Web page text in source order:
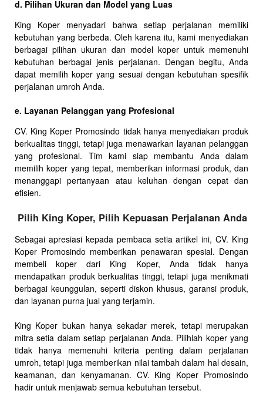
d. Pilihan Ukuran dan Model yang Luas
King Koper menyadari bahwa setiap perjalanan memiliki
kebutuhan yang berbeda. Oleh karena itu, kami menyediakan
berbagai pilihan ukuran dan model koper untuk memenuhi
kebutuhan berbagai jenis perjalanan. Dengan begitu, Anda
dapat memilih koper yang sesuai dengan kebutuhan spesifik
perjalanan umroh Anda.
e. Layanan Pelanggan yang Profesional
CV. King Koper Promosindo tidak hanya menyediakan produk
berkualitas tinggi, tetapi juga menawarkan layanan pelanggan
yang profesional. Tim kami siap membantu Anda dalam
memilih koper yang tepat, memberikan informasi produk, dan
menanggapi pertanyaan atau keluhan dengan cepat dan
efisien.
Pilih King Koper, Pilih Kepuasan Perjalanan Anda
Sebagai apresiasi kepada pembaca setia artikel ini, CV. King
Koper Promosindo memberikan penawaran spesial. Dengan
membeli koper dari King Koper, Anda tidak hanya
mendapatkan produk berkualitas tinggi, tetapi juga menikmati
berbagai keunggulan, seperti diskon khusus, garansi produk,
dan layanan purna jual yang terjamin.
King Koper bukan hanya sekadar merek, tetapi merupakan
mitra setia dalam setiap perjalanan Anda. Pilihlah koper yang
tidak hanya memenuhi kriteria penting dalam perjalanan
umroh, tetapi juga memberikan nilai tambah dalam hal desain,
keamanan, dan kenyamanan. CV. King Koper Promosindo
hadir untuk menjawab semua kebutuhan tersebut.